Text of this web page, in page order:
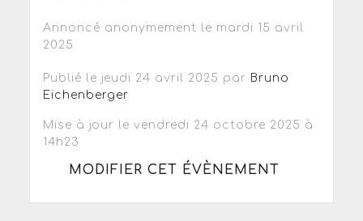
Annoncé anonymement le mardi 15 avril
2025
Publié le jeudi 24 avril 2025 par Bruno
Eichenberger
Mise à jour le vendredi 24 octobre 2025 à
14h23
MODIFIER CET ÉVÈNEMENT